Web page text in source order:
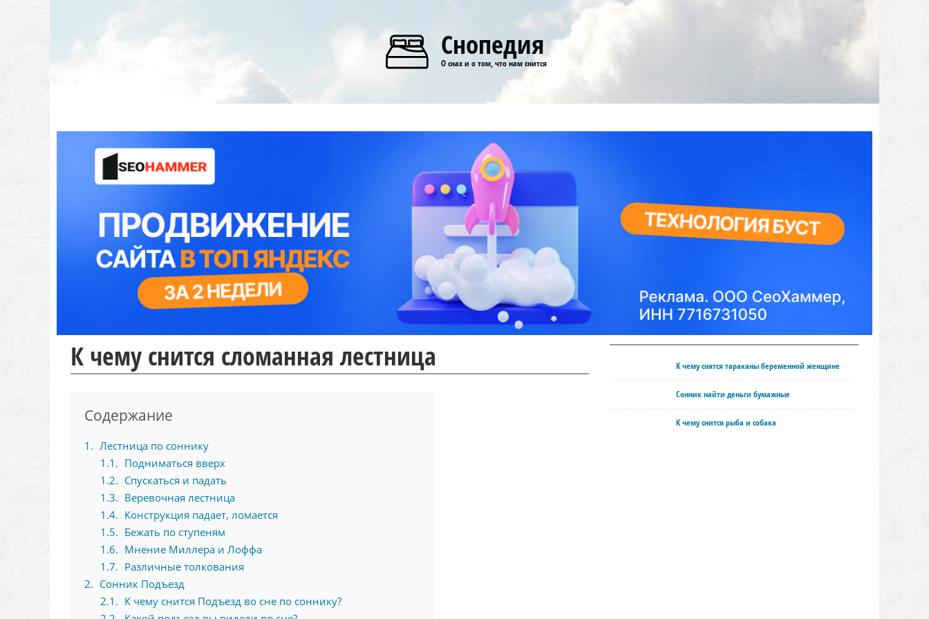
Снопедия
О снах и о том, что нам снится
К чему снится сломанная лестница
Содержание
1
Лестница по соннику
1.1
Подниматься вверх
1.2
Спускаться и падать
1.3
Веревочная лестница
1.4
Конструкция падает, ломается
1.5
Бежать по ступеням
1.6
Мнение Миллера и Лоффа
1.7
Различные толкования
2
Сонник Подъезд
2.1
К чему снится Подъезд во сне по соннику?
К чему снятся тараканы беременной женщине
Сонник найти деньги бумажные
К чему снится рыба и собака